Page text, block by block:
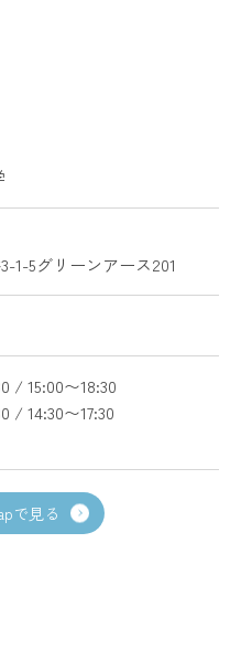
1-5グリーンアース201
/ 15:00〜18:30
/ 14:30〜17:30
で見る